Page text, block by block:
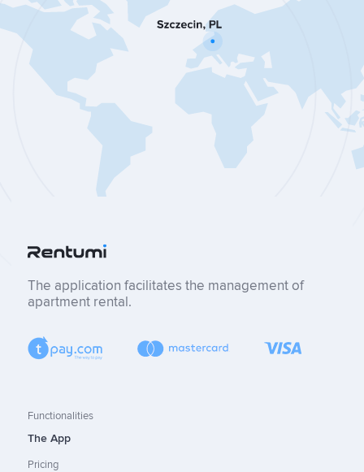
The application facilitates the management of
apartment rental.
Functionalities
The App
Pricing